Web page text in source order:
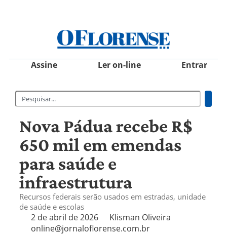
Assine Ler on-line Entrar
Nova Pádua recebe R$
650 mil em emendas
para saúde e
infraestrutura
Recursos federais serão usados em estradas, unidade
de saúde e escolas
2 de abril de 2026
Klisman Oliveira
online@jornaloflorense.com.br